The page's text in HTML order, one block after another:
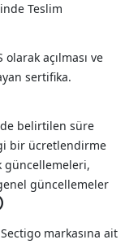
Teslim
açılması ve
sertifika.
belirtilen süre
bir ücretlendirme
güncellemeleri,
güncellemeler
Sectigo markasına ait